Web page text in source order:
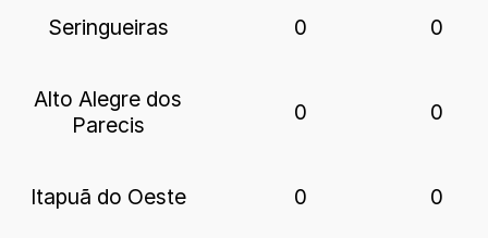
Seringueiras 0 0
Alto Alegre dos
Parecis
0 0
Itapuã do Oeste 0 0